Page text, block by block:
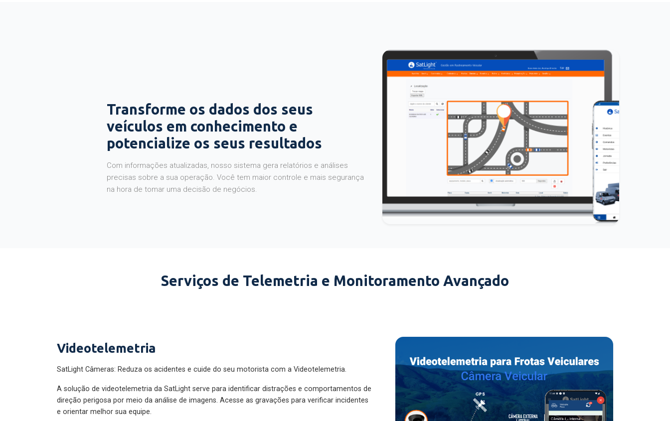
Transforme os dados dos seus
veículos em conhecimento e
potencialize os seus resultados
Com informações atualizadas, nosso sistema gera relatórios e análises
precisas sobre a sua operação. Você tem maior controle e mais segurança
na hora de tomar uma decisão de negócios.
Serviços de Telemetria e Monitoramento Avançado
Videotelemetria
SatLight Câmeras: Reduza os acidentes e cuide do seu motorista com a Videotelemetria.
A solução de videotelemetria da SatLight serve para identificar distrações e comportamentos de
direção perigosa por meio da análise de imagens. Acesse as gravações para verificar incidentes
e orientar melhor sua equipe.